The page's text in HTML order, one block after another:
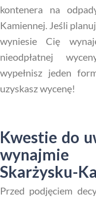
kontenera na
Kamiennej. Jeśli
wyniesie Cię
nieodpłatnej
wypełnisz jeden
uzyskasz wycenę!
Kwestie do
Skarżysku-
Przed podjęciem